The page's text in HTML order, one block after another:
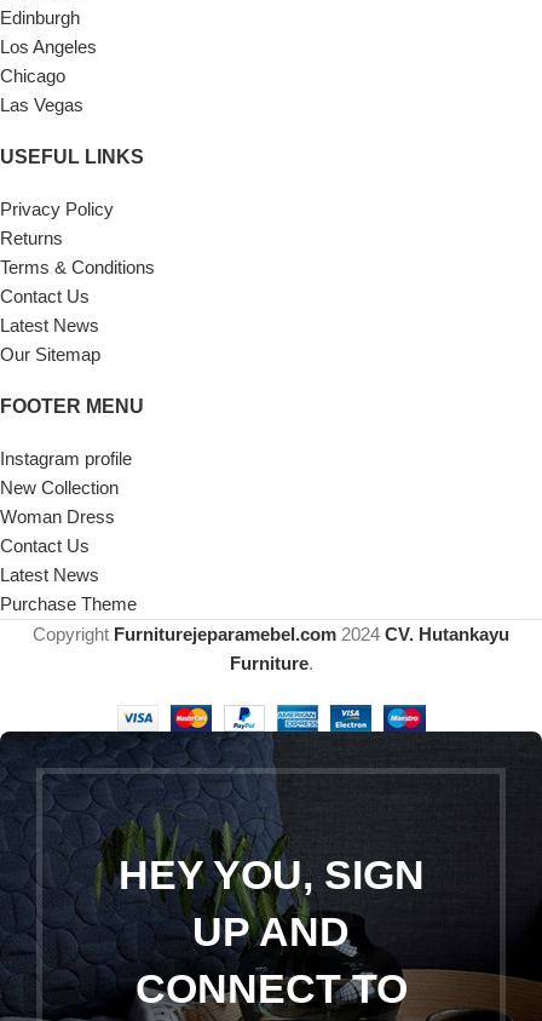
Edinburgh
Los Angeles
Chicago
Las Vegas
USEFUL LINKS
Privacy Policy
Returns
Terms & Conditions
Contact Us
Latest News
Our Sitemap
FOOTER MENU
Instagram profile
New Collection
Woman Dress
Contact Us
Latest News
Purchase Theme
Copyright Furniturejeparamebel.com 2024 CV. Hutankayu
Furniture.
HEY YOU, SIGN
UP AND
CONNECT TO